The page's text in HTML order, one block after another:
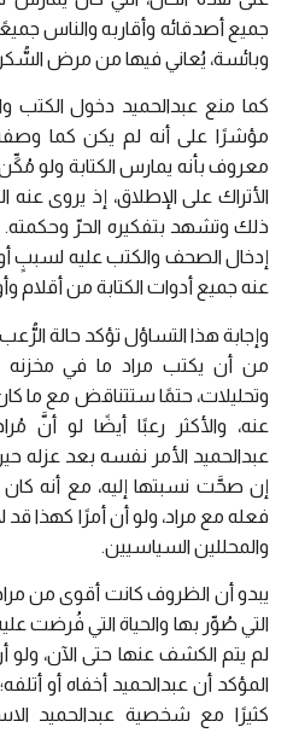
جميع أصدقائه وأقاربه والناس
وبائسة، يُعاني فيها من مرض
كما منع عبدالحميد دخول الكتب
مؤشرًا على أنه لم يكن كما
معروف بأنه يمارس الكتابة ولو
الأتراك على الإطلاق، إذ يروى عنه
ذلك وتشهد بتفكيره الحرّ
إدخال الصحف والكتب عليه لسببٍ أو
عنه جميع أدوات الكتابة من أقلام
وإجابة هذا التساؤل تؤكد حالة
من أن يكتب مراد ما في مخزنه
وتحليلات، حتمًا ستتناقض مع ما
عنه، والأكثر رعبًا أيضًا لو أنَّ
عبدالحميد الأمر نفسه بعد عزله
إن صحَّت نسبتها إليه، مع أنه
فعله مع مراد، ولو أن أمرًا كهذا قد
والمحللين السياسيين.
يبدو أن الظروف كانت أقوى من
التي صُوِّر بها والحياة التي فُرضت
لم يتم الكشف عنها حتى الآن،
المؤكد أن عبدالحميد أخفاه أو
كثيرًا مع شخصية عبدالحميد